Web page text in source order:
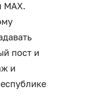
пост и
и